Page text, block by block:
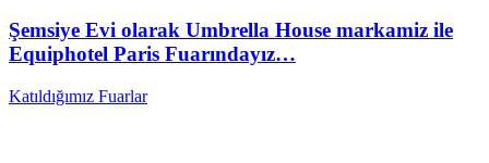
Şemsiye Evi olarak Umbrella House markamiz ile
Equiphotel Paris Fuarındayız…
Katıldığımız Fuarlar